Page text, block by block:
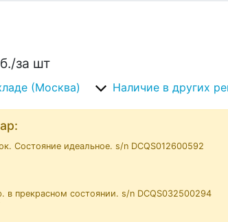
/за шт
(Москва) Наличие в других
Состояние идеальное. s/n DCQS012600592
в прекрасном состоянии. s/n DCQS032500294